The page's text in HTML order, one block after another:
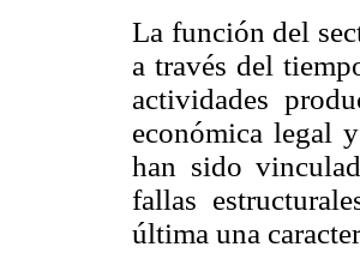
La función del
a través del
actividades
económica legal
han sido
fallas
última una